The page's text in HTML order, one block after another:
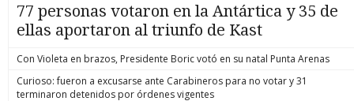
77 personas votaron en la Antártica y 35 de
ellas aportaron al triunfo de Kast
Con Violeta en brazos, Presidente Boric votó en su natal Punta Arenas
Curioso: fueron a excusarse ante Carabineros para no votar y 31
terminaron detenidos por órdenes vigentes